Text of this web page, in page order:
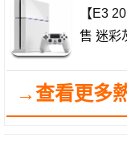
【E3
售 迷彩
→查看更多